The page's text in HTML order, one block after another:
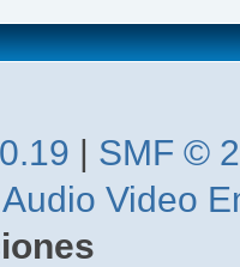
| SMF ©
Video